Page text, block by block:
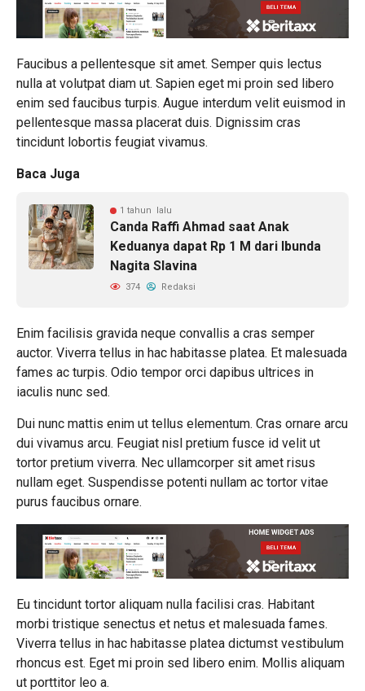
Faucibus a pellentesque sit amet. Semper quis lectus
nulla at volutpat diam ut. Sapien eget mi proin sed libero
enim sed faucibus turpis. Augue interdum velit euismod in
pellentesque massa placerat duis. Dignissim cras
tincidunt lobortis feugiat vivamus.
Baca Juga
1 tahun lalu
Canda Raffi Ahmad saat Anak
Keduanya dapat Rp 1 M dari Ibunda
Nagita Slavina
374 Redaksi
Enim facilisis gravida neque convallis a cras semper
auctor. Viverra tellus in hac habitasse platea. Et malesuada
fames ac turpis. Odio tempor orci dapibus ultrices in
iaculis nunc sed.
Dui nunc mattis enim ut tellus elementum. Cras ornare arcu
dui vivamus arcu. Feugiat nisl pretium fusce id velit ut
tortor pretium viverra. Nec ullamcorper sit amet risus
nullam eget. Suspendisse potenti nullam ac tortor vitae
purus faucibus ornare.
Eu tincidunt tortor aliquam nulla facilisi cras. Habitant
morbi tristique senectus et netus et malesuada fames.
Viverra tellus in hac habitasse platea dictumst vestibulum
rhoncus est. Eget mi proin sed libero enim. Mollis aliquam
ut porttitor leo a.